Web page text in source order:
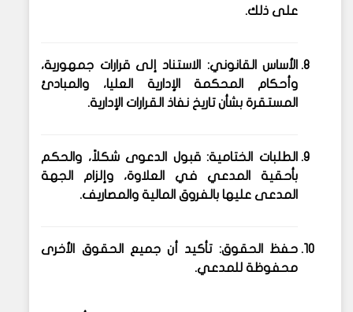
على ذلك.
الأساس القانوني: الاستناد إلى قرارات جمهورية،
وأحكام المحكمة الإدارية العليا، والمبادئ
المستقرة بشأن تاريخ نفاذ القرارات الإدارية.
الطلبات الختامية: قبول الدعوى شكلاً، والحكم
بأحقية المدعي في العلاوة، وإلزام الجهة
المدعى عليها بالفروق المالية والمصاريف.
حفظ الحقوق: تأكيد أن جميع الحقوق الأخرى
محفوظة للمدعي.